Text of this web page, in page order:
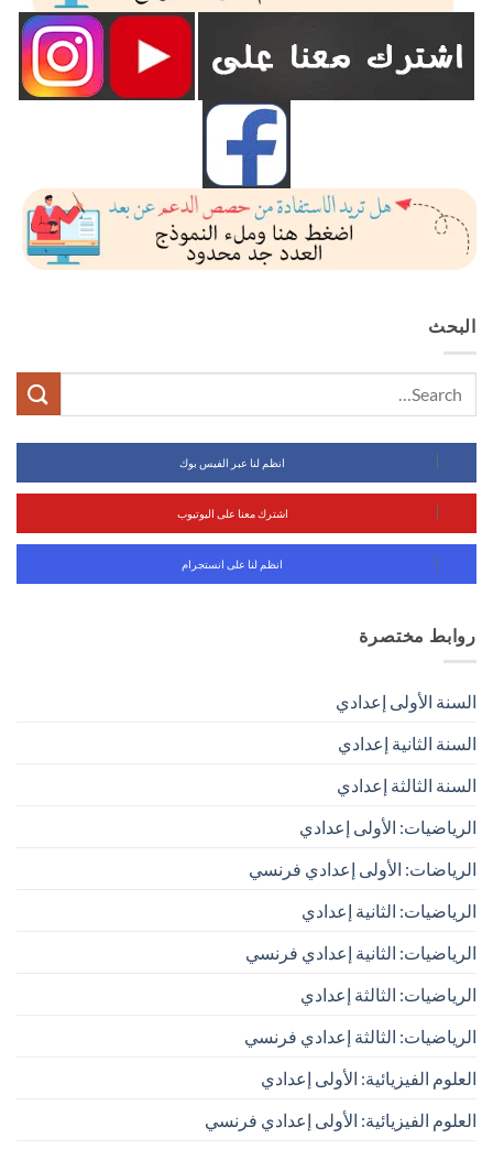
البحث
انظم لنا عبر الفيس بوك
اشترك معنا على اليوتيوب
انظم لنا على انستجرام
روابط مختصرة
السنة الأولى إعدادي
السنة الثانية إعدادي
السنة الثالثة إعدادي
الرياضيات: الأولى إعدادي
الرياضات: الأولى إعدادي فرنسي
الرياضيات: الثانية إعدادي
الرياضيات: الثانية إعدادي فرنسي
الرياضيات: الثالثة إعدادي
الرياضيات: الثالثة إعدادي فرنسي
العلوم الفيزيائية: الأولى إعدادي
العلوم الفيزيائية: الأولى إعدادي فرنسي